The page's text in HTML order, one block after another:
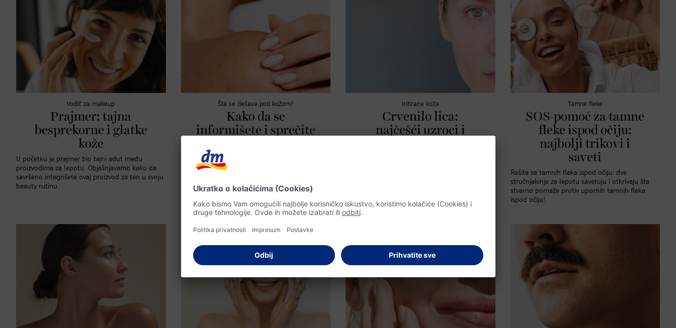
Vodič za makeup
Prajmer: tajna
besprekorne i glatke
kože
U početku je prajmer bio tajni adut među
proizvodima za lepotu. Objašnjavamo kako da
savršeno integrišete ovaj proizvod za ten u svoju
beauty rutinu.
Šta se dešava pod kožom?
Kako da se
informišete i sprečite
dermatološkinja
objašnjava
Osip od vrućine nastaje kada su znojne žlezde
zapušene. Dermatološkinja objašnjava kako da
sprečite i lečite ovu kožnu bolest.
Iritirana koža
Crvenilo lica:
najčešći uzroci i
Tamne fleke
SOS-pomoć za tamne
fleke ispod očiju:
najbolji trikovi i
saveti
Rešite se tamnih fleka ispod očiju: dve
stručnjakinje za lepotu savetuju i otkrivaju šta
stvarno pomaže protiv upornih tamnih fleka
ispod očiju!